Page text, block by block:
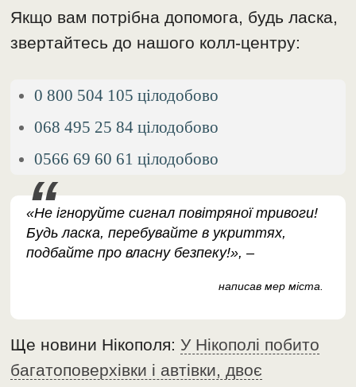
Якщо вам потрібна допомога, будь ласка,
звертайтесь до нашого колл-центру:
0 800 504 105 цілодобово
068 495 25 84 цілодобово
0566 69 60 61 цілодобово
«Не ігноруйте сигнал повітряної тривоги!
Будь ласка, перебувайте в укриттях,
подбайте про власну безпеку!», –
написав мер міста.
Ще новини Нікополя:У Нікополі побито
багатоповерхівки і автівки, двоє